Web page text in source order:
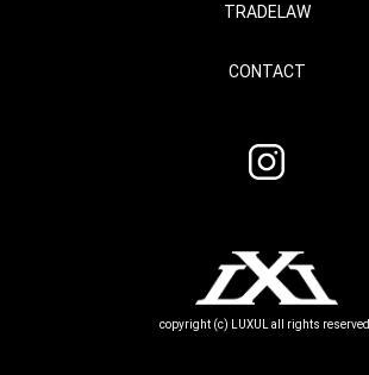
TRADELAW
CONTACT
copyright (c) LUXUL all rights reserved.